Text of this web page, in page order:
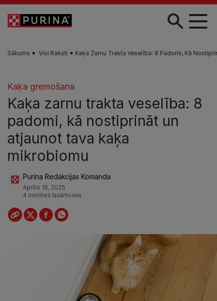
Skip to main content
Sākums Visi Raksti Kaķa Zarnu Trakta Veselība: 8 Padomi, Kā
Kaķa gremošana
Kaķa zarnu trakta veselība: 8
padomi, kā nostiprināt un
atjaunot tava kaķa
mikrobiomu
Purina Redakcijas Komanda
Aprīlis 18, 2025
4 minūtes lasāmviela